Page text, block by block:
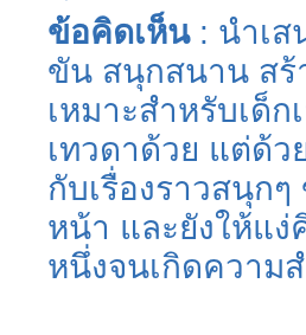
ข้อคิดเห็น: นำเส
ขัน สนุกสนาน สร้
เหมาะสำหรับเด็ก
เทวดาด้วย แต่ด้ว
กับเรื่องราวสนุก
หน้า และยังให้แง่
หนึ่งจนเกิดความส